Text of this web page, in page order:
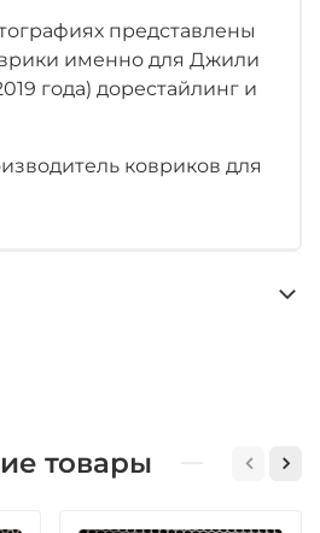
представлены
именно для Джили
года) дорестайлинг и
ковриков для
товары